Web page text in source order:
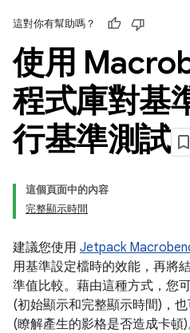
這對你有幫助嗎？
使用
程式庫對基
行基準測試
這個頁面中的內容
完整顯示時間
建議您使用 Jetpack
用基準設定檔時的效能，再將
準值比較。藉由這種方式，您
(初始顯示和完整顯示時間)，
(瞭解產生的影格是否造成卡頓)